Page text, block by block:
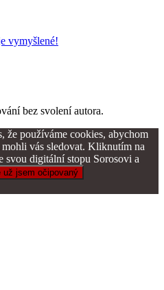
vymyšlené!
bez svolení autora.
že používáme cookies, abychom
vás sledovat. Kliknutím na
svou digitální stopu Sorosovi a
jsem očipovaný